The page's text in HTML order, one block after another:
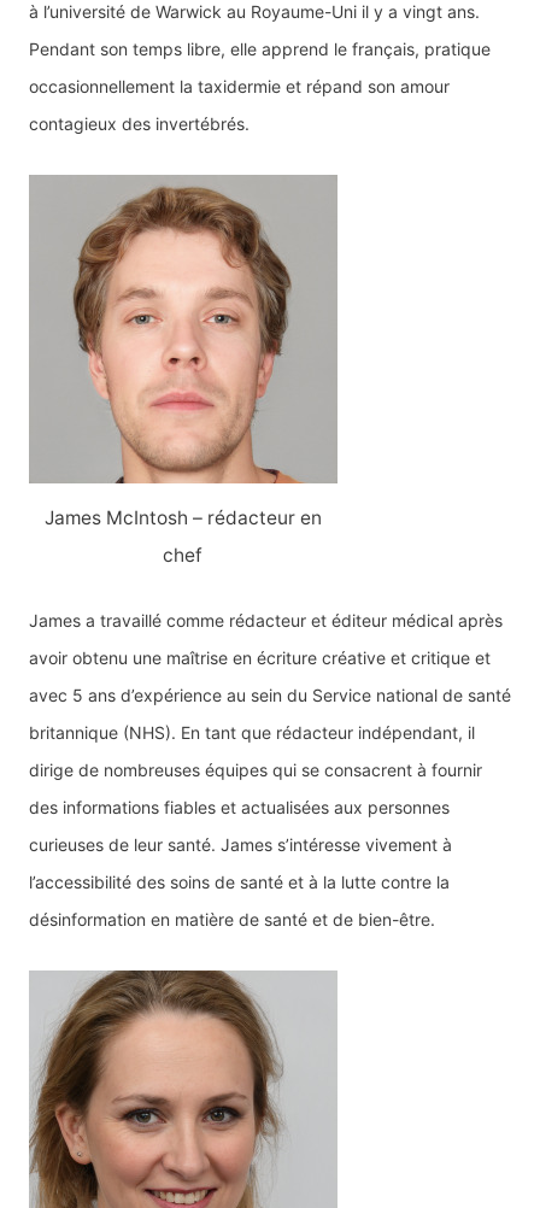
à l’université de Warwick au Royaume-Uni il y a vingt ans.
Pendant son temps libre, elle apprend le français, pratique
occasionnellement la taxidermie et répand son amour
contagieux des invertébrés.
James McIntosh – rédacteur en
chef
James a travaillé comme rédacteur et éditeur médical après
avoir obtenu une maîtrise en écriture créative et critique et
avec 5 ans d’expérience au sein du Service national de santé
britannique (NHS). En tant que rédacteur indépendant, il
dirige de nombreuses équipes qui se consacrent à fournir
des informations fiables et actualisées aux personnes
curieuses de leur santé. James s’intéresse vivement à
l’accessibilité des soins de santé et à la lutte contre la
désinformation en matière de santé et de bien-être.